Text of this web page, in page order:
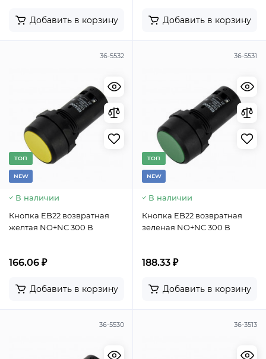
Добавить в корзину Добавить в корзину
36-5532
TОП
NEW
В наличии
Кнопка EB22 возвратная
желтая NO+NC 300 В
166.06 ₽
Добавить в корзину
36-5531
TОП
NEW
В наличии
Кнопка EB22 возвратная
зеленая NO+NC 300 В
188.33 ₽
Добавить в корзину
36-5530 36-3513